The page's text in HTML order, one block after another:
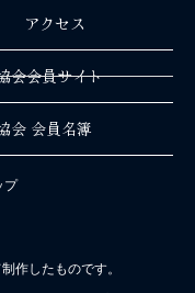
アクセス
会会員サイト
会 会員名簿
プ
作したものです。